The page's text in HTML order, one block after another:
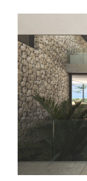
Larger
Image